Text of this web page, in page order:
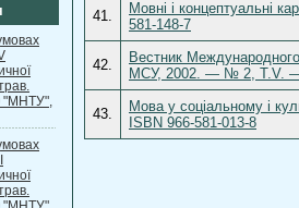
"МНТУ",
41.
Мовні і концептуальні
581-148-7
42.
Вестник
МСУ, 2002. — № 2, Т.V.
43.
Мова у соціальному і
ISBN 966-581-013-8